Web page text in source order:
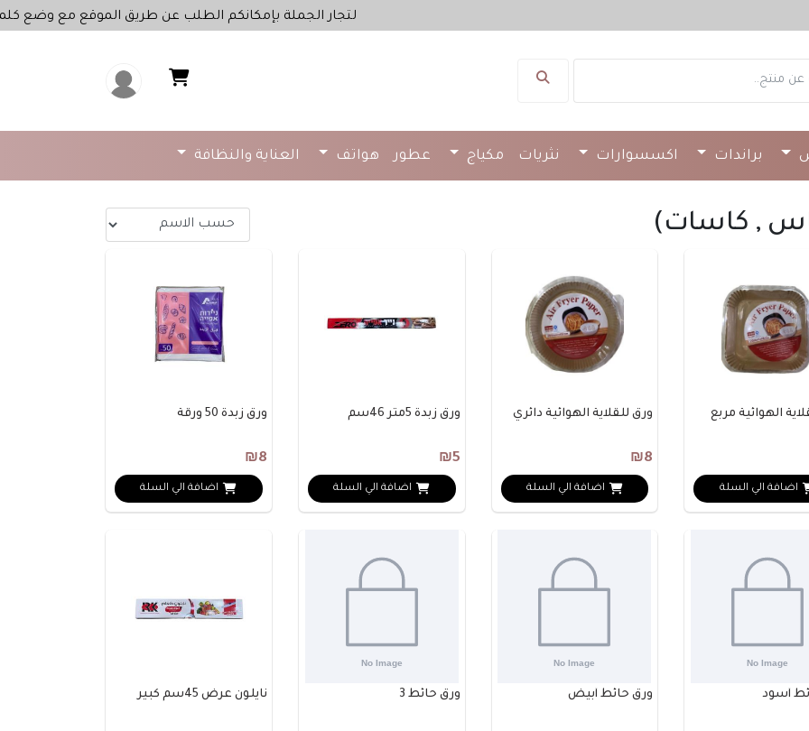
لتجار الجملة بإمكانكم الطلب عن طريق الموقع مع وضع كلمة
براندات اكسسوارات نثريات مكياج عطور هواتف العناية والنظافة
, كاسات)
الهوائية مربع
اضافة الي السلة
ورق للقلاية الهوائية دائري
₪8
اضافة الي السلة
ورق زبدة 5متر 46سم
₪5
اضافة الي السلة
ورق زبدة 50 ورقة
₪8
اضافة الي السلة
أسود ورق حائط أبيض ورق حائط 3 نايلون عرض 45سم كبير